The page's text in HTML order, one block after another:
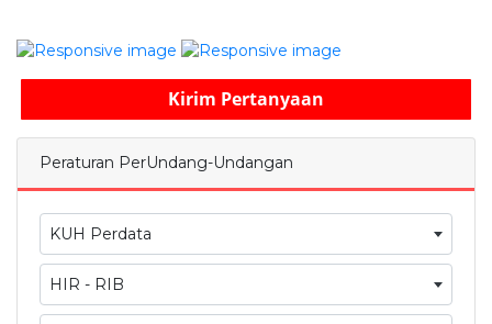
Kirim Pertanyaan
Peraturan PerUndang-Undangan
KUH Perdata
HIR - RIB